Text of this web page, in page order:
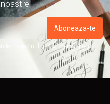
magazinului. Afla mai multe in